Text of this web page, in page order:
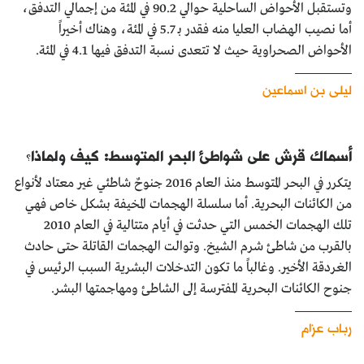
وتستقبل الأحواض الساحلية حوالي 90.2 في المئة من إجمالي التدفق،
أما نصيب الهضاب العليا منه فقدر بـ 5.7 في المئة، وهناك أخيراً
الأحواض الصحراوية حيث لا تتعدى نسبة التدفق فيها 4.1 في المئة.
ليلى بن اسماعين
أسماك قرش على شواطئ البحر المتوسط: كيف ولماذا؟
يتكرر في البحر المتوسط منذ العام 2016 جنوحٌ شاطئي غير معتاد لأنواع
من الكائنات البحرية. أما سلسلة الهجمات المخيفة بشكل خاص فهي
تلك الهجمات الخمس التي حدثت في أيام متتالية في العام 2010
بالقرب من شاطئ شرم الشيخ. وتوالت الهجمات القاتلة حتى حادث
الغردقة الأخير. وغالباً ما تكون التدخلات البشرية السبب الرئيس في
جنوح الكائنات البحرية المفترسة إلى الشاطئ ومهاجمتها البشر.
رباب عزام